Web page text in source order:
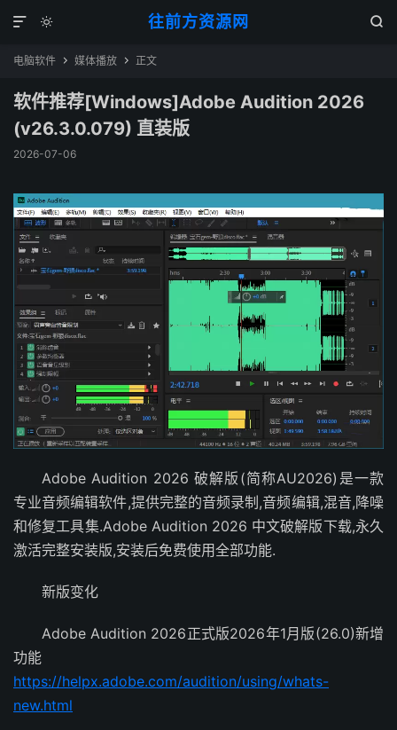
往前方资源网
 

电脑软件  媒体播放  正文
软件推荐[Windows]Adobe Audition 2026
(v26.3.0.079) 直装版
2026-07-06
Adobe Audition 2026 破解版(简称AU2026)是一款
专业音频编辑软件,提供完整的音频录制,音频编辑,混音,降噪
和修复工具集.Adobe Audition 2026 中文破解版下载,永久
激活完整安装版,安装后免费使用全部功能.
新版变化
Adobe Audition 2026正式版2026年1月版(26.0)新增
功能
https://helpx.adobe.com/audition/using/whats-
new.html